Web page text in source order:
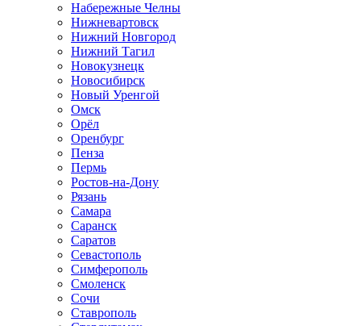
Набережные Челны
Нижневартовск
Нижний Новгород
Нижний Тагил
Новокузнецк
Новосибирск
Новый Уренгой
Омск
Орёл
Оренбург
Пенза
Пермь
Ростов-на-Дону
Рязань
Самара
Саранск
Саратов
Севастополь
Симферополь
Смоленск
Сочи
Ставрополь